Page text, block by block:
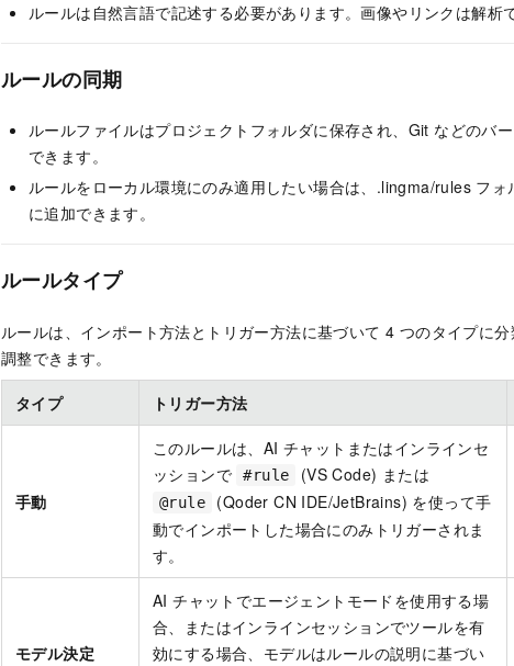
ルールは自然言語で記述する必要があります。画像やリンクは解析
ルールの同期
ルールファイルはプロジェクトフォルダに保存され、Git などのバ
できます。
ルールをローカル環境にのみ適用したい場合は、.lingma/rules フ
に追加できます。
ルールタイプ
ルールは、インポート方法とトリガー方法に基づいて 4 つのタイプに
調整できます。
タイプ トリガー方法
手動
このルールは、AI チャットまたはインラインセ
ッションで
#rule (VS Code) または
@rule
(Qoder CN IDE/JetBrains) を使って手
動でインポートした場合にのみトリガーされま
す。
モデル決定
AI チャットでエージェントモードを使用する場
合、またはインラインセッションでツールを有
効にする場合、モデルはルールの説明に基づい